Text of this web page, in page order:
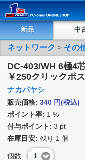
新品 中
ネットワーク > その
DC-403/WH 6極4
￥250クリックポ
ナカバヤシ
販売価格: 340 円(税込)
ポイント率: 1 %
付与ポイント: 3 pt
在庫目安: 残り 1 個
個数: 1